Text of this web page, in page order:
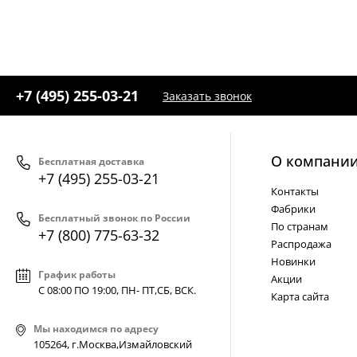
+7 (495) 255-03-21 Заказать звонок
Бесплатная доставка
+7 (495) 255-03-21
Бесплатный звонок по России
+7 (800) 775-63-32
График работы
С 08:00 ПО 19:00, ПН- ПТ,СБ, ВСК.
Мы находимся по адресу
105264, г.Москва,Измайловский
О
Контакты
Фабрики
По странам
Распродажа
Новинки
Акции
Карта сайта